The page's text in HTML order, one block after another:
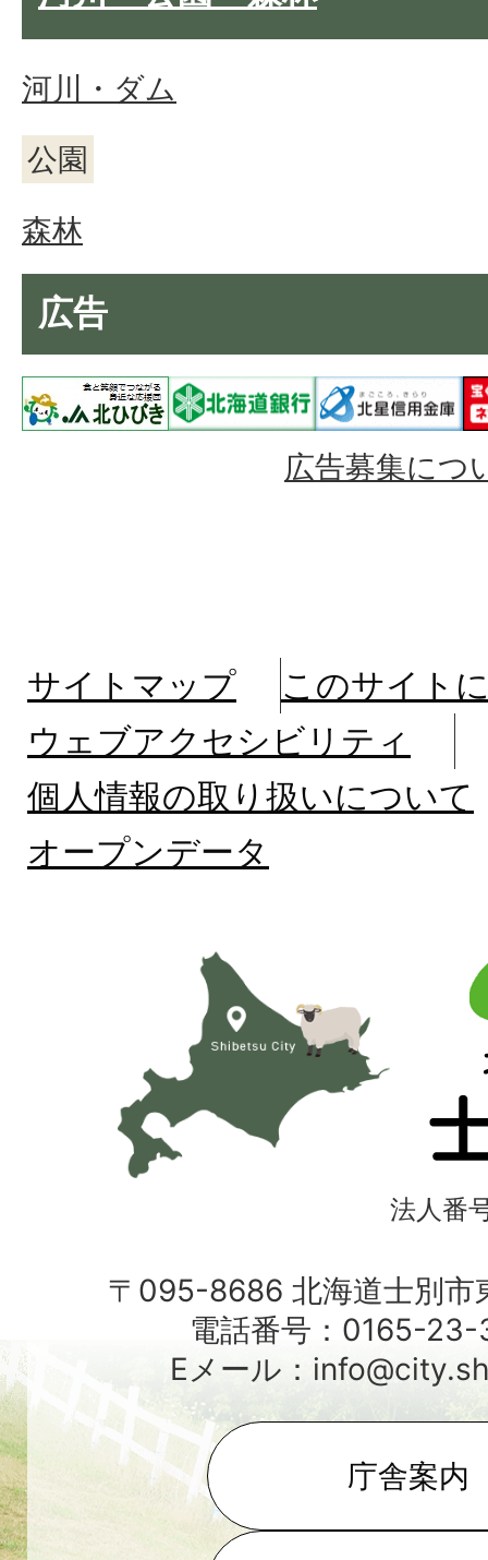
河川・ダム
公園
森林
広告
広告募集につ
サイトマップ
このサイト
ウェブアクセシビリティ
個人情報の取り扱いについて
オープンデータ
別
市
法人番
〒095-8686 北海道士別市
電話番号：0165-23-
Eメール：
庁舎案内